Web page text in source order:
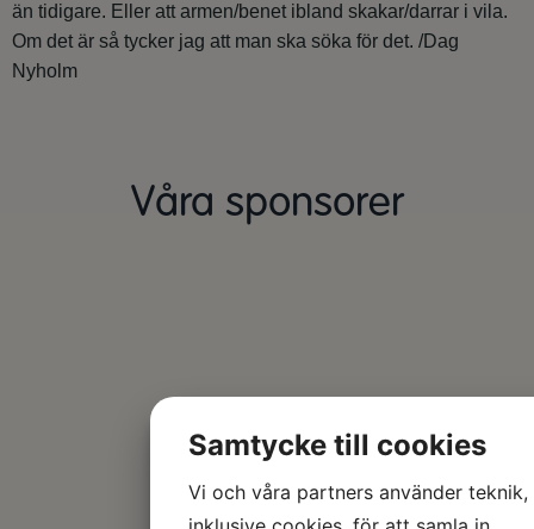
än tidigare. Eller att armen/benet ibland skakar/darrar i vila.
Om det är så tycker jag att man ska söka för det. /Dag
Nyholm
Våra sponsorer
Samtycke till cookies
Vi och våra partners använder teknik,